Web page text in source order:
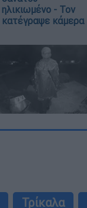
ηλικιωμένο - Τον
κατέγραψε κάμερα
Τρίκαλα